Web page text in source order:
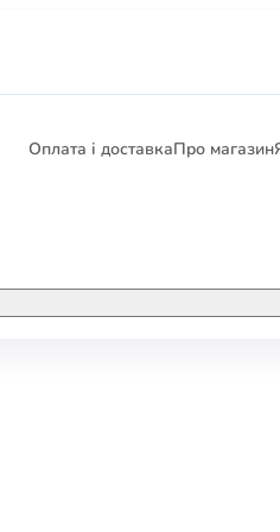
Оплата і доставкаПро магазин
ЕЛЕКТРОННІ КНИГИ